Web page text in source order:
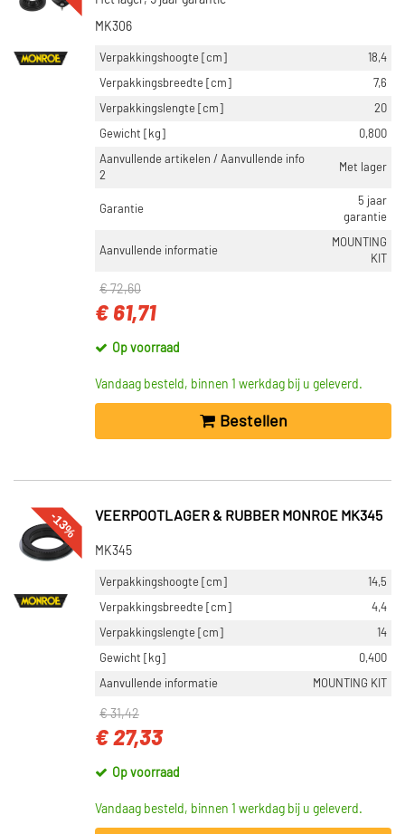
MK306
Verpakkingshoogte [cm]
18,4
Verpakkingsbreedte [cm]
7,6
Verpakkingslengte [cm]
20
Gewicht [kg]
0,800
Aanvullende artikelen / Aanvullende info
2
Met lager
Garantie
5 jaar
garantie
Aanvullende informatie
MOUNTING
KIT
€ 72,60
€ 61,71
Op voorraad
Vandaag besteld, binnen 1 werkdag bij u geleverd.
Bestellen
-13% VEERPOOTLAGER & RUBBER MONROE MK345
MK345
Verpakkingshoogte [cm]
14,5
Verpakkingsbreedte [cm]
4,4
Verpakkingslengte [cm]
14
Gewicht [kg]
0,400
Aanvullende informatie
MOUNTING KIT
€ 31,42
€ 27,33
Op voorraad
Vandaag besteld, binnen 1 werkdag bij u geleverd.